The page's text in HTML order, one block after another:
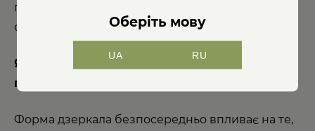
продуманого поєднання з меблями та
освітленням.
Як форма дзеркала впливає на сприйняття
простору
Форма дзеркала безпосередньо впливає на те,
Оберіть мову
UA RU